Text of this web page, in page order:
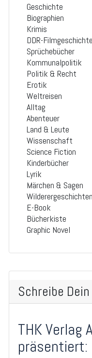
Geschichte
Biographien
Krimis
DDR-Filmgeschichte
Sprüchebücher
Kommunalpolitik
Politik & Recht
Erotik
Weltreisen
Alltag
Abenteuer
Land & Leute
Wissenschaft
Science Fiction
Kinderbücher
Lyrik
Märchen & Sagen
Wilderergeschichten
E-Book
Bücherkiste
Graphic Novel
Schreibe
THK Verlag
präsentiert: